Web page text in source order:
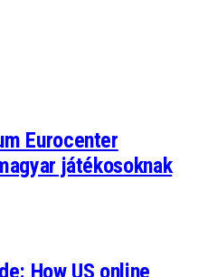
Eurocenter
játékosoknak
How US online